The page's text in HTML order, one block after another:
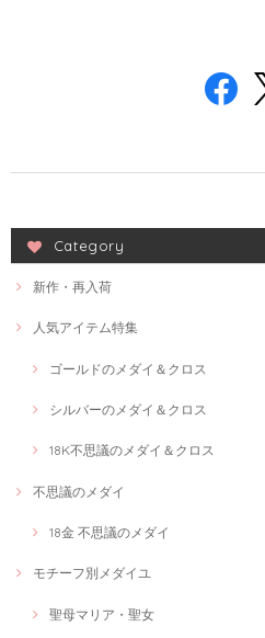
Category
新作・再入荷
人気アイテム特集
ゴールドのメダイ＆クロス
シルバーのメダイ＆クロス
18K不思議のメダイ＆クロス
不思議のメダイ
18金 不思議のメダイ
モチーフ別メダイユ
聖母マリア・聖女